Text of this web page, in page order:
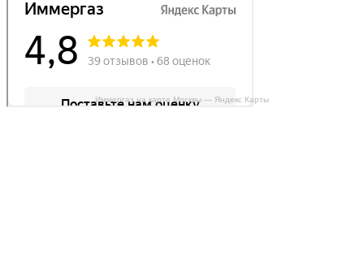
Иммергаз на карте Москвы — Яндекс Карты